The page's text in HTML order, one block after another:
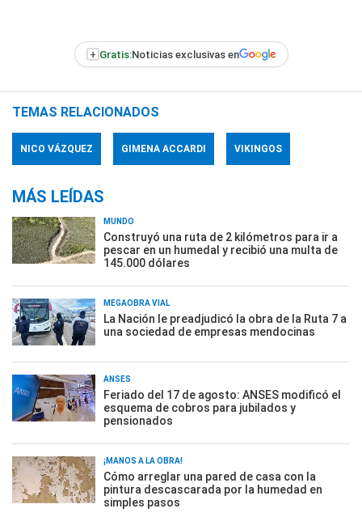
+ Gratis:Noticias exclusivas en
TEMAS RELACIONADOS
NICO VÁZQUEZ GIMENA ACCARDI VIKINGOS
MÁS LEÍDAS
MUNDO
Construyó una ruta de 2 kilómetros para ir a
pescar en un humedal y recibió una multa de
145.000 dólares
MEGAOBRA VIAL
La Nación le preadjudicó la obra de la Ruta 7 a
una sociedad de empresas mendocinas
ANSES
Feriado del 17 de agosto: ANSES modificó el
esquema de cobros para jubilados y
pensionados
¡MANOS A LA OBRA!
Cómo arreglar una pared de casa con la
pintura descascarada por la humedad en
simples pasos